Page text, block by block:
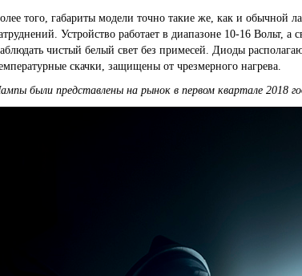
того, габариты модели точно такие же, как и обычной
Устройство работает в диапазоне 10-16 Вольт,
чистый белый свет без примесей. Диоды
скачки, защищены от чрезмерного нагрева.
были представлены на рынок в первом квартале 2018